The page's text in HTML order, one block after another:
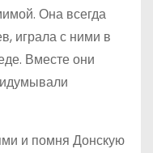
Она всегда
играла с ними в
Вместе они
и помня Донскую